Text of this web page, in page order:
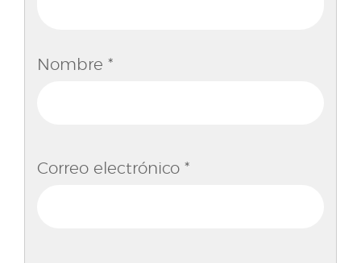
Nombre *
Correo electrónico *